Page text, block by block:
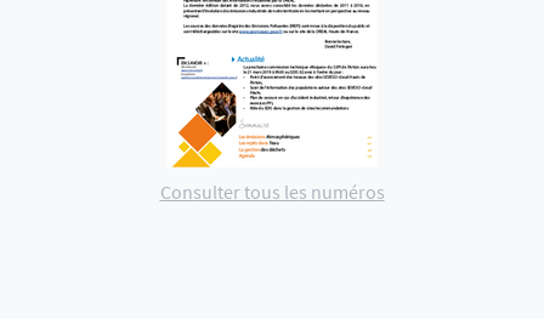
Consulter tous les numéros